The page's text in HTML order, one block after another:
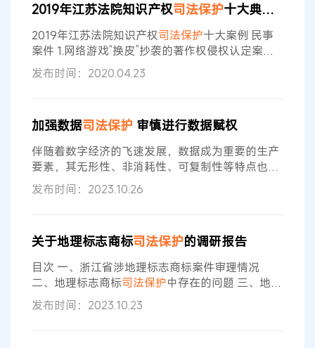
行为的正当性作了充分论证，亦为网络数据权益的
司法保护提供了指引，体现了 司法 对网络数据保护
迫切需求的及时回应。 No.6“《武侠Q传》游戏
2019年江苏法院知识产权司法保护十大典型案例
2019年江苏法院知识产权司法保护十大案例 民事
案件 1.网络游戏“换皮”抄袭的著作权侵权认定案
——苏州蜗牛数字科技股份有限公司诉成都天象互
动科技有限公司、北京爱奇艺科技有限公司著作权
百度网盘侵害作品信息网络传播权认定案——北京
焦点互动信息服务有限公司南京分公司诉北京百度
网讯科技有限公司侵害信息网络
发布时间：2020.04.23
加强数据司法保护 审慎进行数据赋权
伴随着数字经济的飞速发展，数据成为重要的生产
要素，其无形性、非消耗性、可复制性等特点也对
传统产权、流通、分配、治理等制度提出新挑战。
数据赋权问题成为数据权益
础制度更好发挥数据要素作用的意见》(即国家“数
据二十条”)为数据赋权提供了顶层设计。 为更好落
实“数据二十条”，在2023年全球
发布时间：2023.10.26
关于地理标志商标司法保护的调研报告
目次 一、浙江省涉地理标志商标案件审理情况
二、地理标志商标司法保护中存在的问题 三、地理
标志商标 司法保护问题的解决 四、对地理标志发展
与保护 的意见建议 一、浙江省涉地理标志商标案件
发布时间：2023.10.23